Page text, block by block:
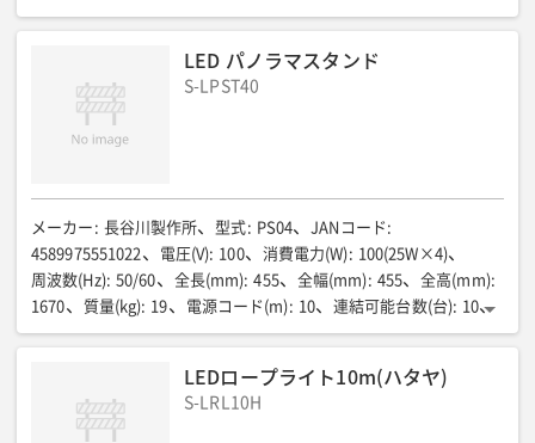
全長(mm): 1365 全幅(mm): 51 全高(mm): 51
防雨型シーソースイッチ(カバー一体型)
照度(lm) 490(1m)/72(3m)/29(5m)
LED パノラマスタンド
S-LPST40
メーカー : 長谷川製作所 型式: PS04 JANコード :
4589975551022
電圧(V): 100 消費電力(W): 100(25W×4)
周波数(Hz): 50/60 全長(mm): 455 全幅(mm): 455 全高(mm):
1670
質量(kg): 19 電源コード(m): 10 連結可能台数(台): 10
電圧(V): ー 消費電流(A): ー 消費電力(W): ー 全光束(lm): ー
LEDロープライト10m(ハタヤ)
S-LRL10H